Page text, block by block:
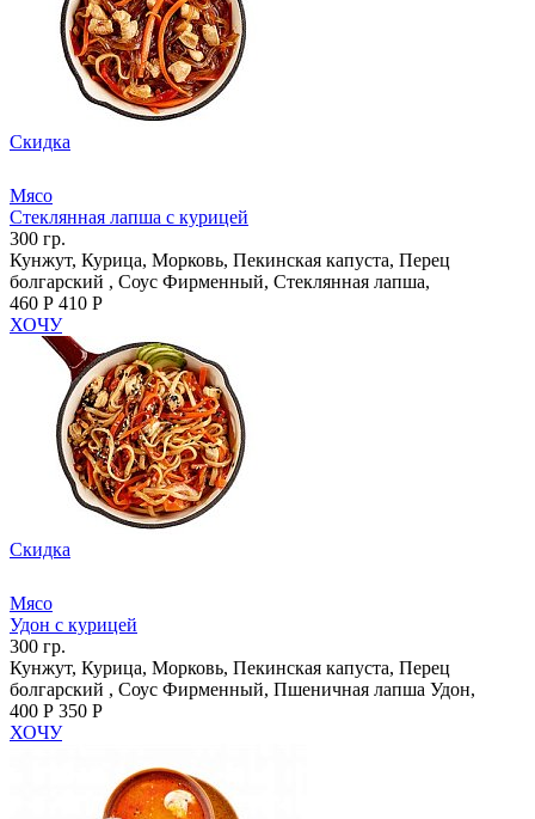
Скидка
Мясо
Стеклянная лапша с курицей
300 гр.
Кунжут, Курица, Морковь, Пекинская капуста, Перец
болгарский , Соус Фирменный, Стеклянная лапша,
460 Р 410 Р
ХОЧУ
Скидка
Мясо
Удон с курицей
300 гр.
Кунжут, Курица, Морковь, Пекинская капуста, Перец
болгарский , Соус Фирменный, Пшеничная лапша Удон,
400 Р 350 Р
ХОЧУ